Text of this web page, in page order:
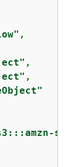
,
,
,
s3-